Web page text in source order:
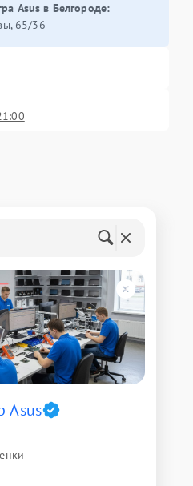
Asus в Белгороде:
65/36
Asus